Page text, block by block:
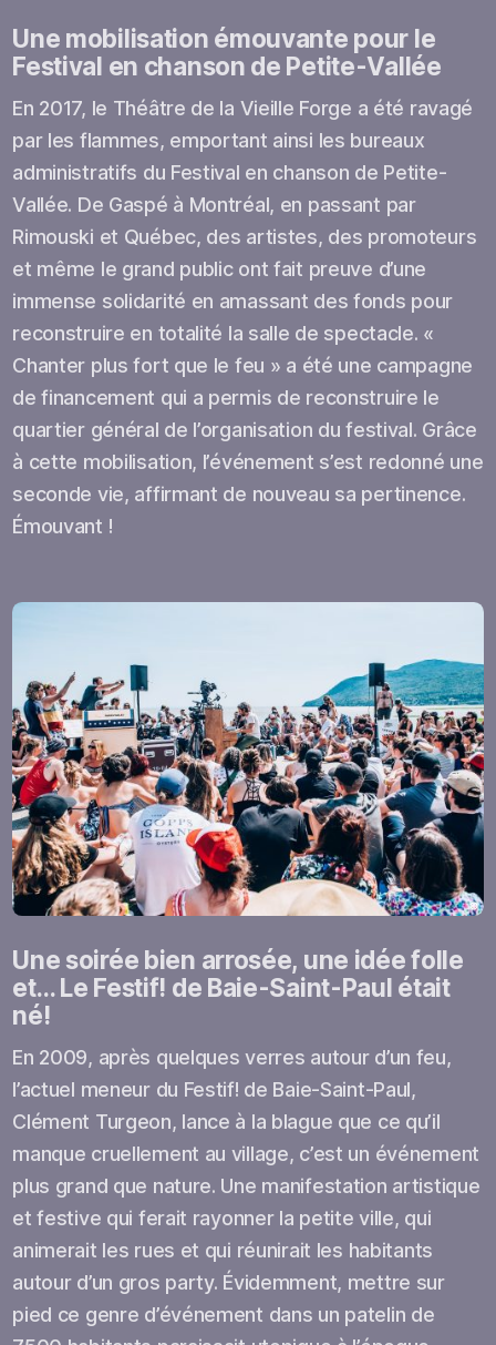
Une mobilisation émouvante pour le
Festival en chanson de Petite-Vallée
En 2017, le Théâtre de la Vieille Forge a été ravagé
par les flammes, emportant ainsi les bureaux
administratifs du Festival en chanson de Petite-
Vallée. De Gaspé à Montréal, en passant par
Rimouski et Québec, des artistes, des promoteurs
et même le grand public ont fait preuve d’une
immense solidarité en amassant des fonds pour
reconstruire en totalité la salle de spectacle. «
Chanter plus fort que le feu » a été une campagne
de financement qui a permis de reconstruire le
quartier général de l’organisation du festival. Grâce
à cette mobilisation, l’événement s’est redonné une
seconde vie, affirmant de nouveau sa pertinence.
Émouvant !
Une soirée bien arrosée, une idée folle
et… Le Festif! de Baie-Saint-Paul était
né!
En 2009, après quelques verres autour d’un feu,
l’actuel meneur du Festif! de Baie-Saint-Paul,
Clément Turgeon, lance à la blague que ce qu’il
manque cruellement au village, c’est un événement
plus grand que nature. Une manifestation artistique
et festive qui ferait rayonner la petite ville, qui
animerait les rues et qui réunirait les habitants
autour d’un gros party. Évidemment, mettre sur
pied ce genre d’événement dans un patelin de